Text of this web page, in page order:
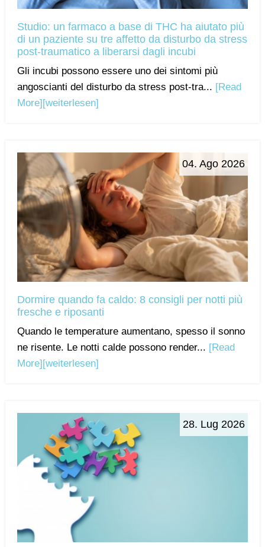
Studio: un farmaco a base di THC ha aiutato più
di un paziente su tre affetto da disturbo da stress
post-traumatico a liberarsi dagli incubi
Gli incubi possono essere uno dei sintomi più
angoscianti del disturbo da stress post-tra... [Read
More] [weiterlesen]
04. Ago 2026
Dormire quando fa caldo: 8 consigli per notti più
fresche e riposanti
Quando le temperature aumentano, spesso il sonno
ne risente. Le notti calde possono render... [Read
More] [weiterlesen]
28. Lug 2026